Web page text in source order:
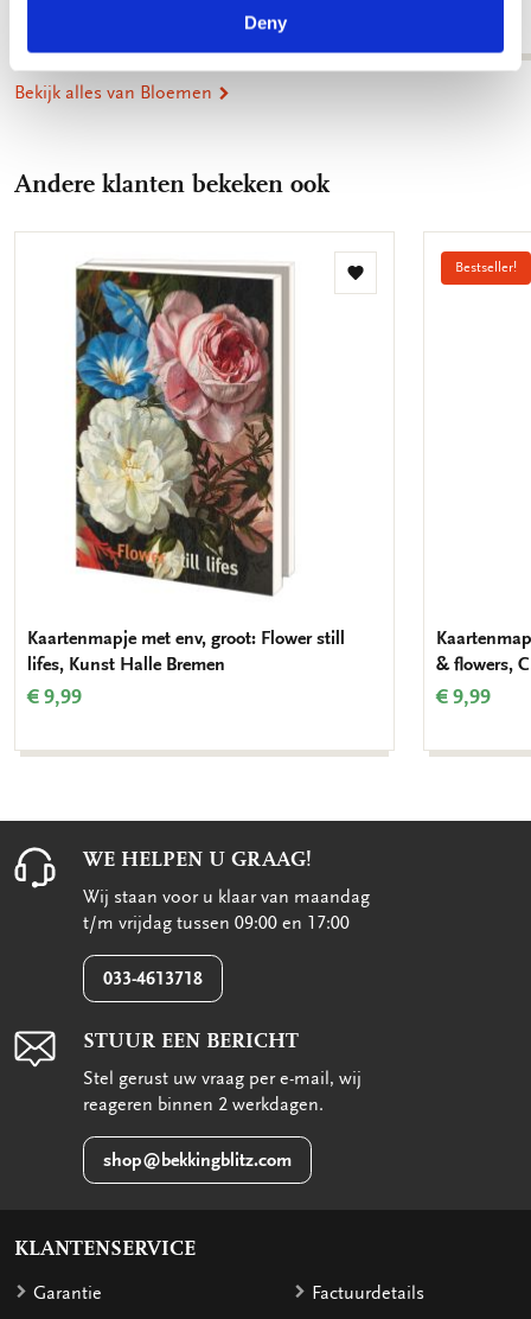
Deny
Bekijk alles van Bloemen
Andere klanten bekeken ook
Toevoegen
Kaartenmapje met env, groot: Flower still
lifes, Kunst Halle Bremen
€ 9,99
Bestseller!
& flowers,
€ 9,99
WE HELPEN U GRAAG!
Wij staan voor u klaar van maandag
t/m vrijdag tussen 09:00 en 17:00
033-4613718
STUUR EEN BERICHT
Stel gerust uw vraag per e-mail, wij
reageren binnen 2 werkdagen.
shop@bekkingblitz.com
KLANTENSERVICE
Garantie
Factuurdetails